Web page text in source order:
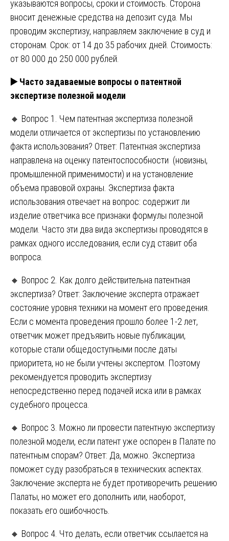
указываются вопросы, сроки и стоимость. Сторона
вносит денежные средства на депозит суда. Мы
проводим экспертизу, направляем заключение в суд и
сторонам. Срок: от 14 до 35 рабочих дней. Стоимость:
от 80 000 до 250 000 рублей.
▶️Часто задаваемые вопросы о патентной
экспертизе полезной модели
🔸 Вопрос 1. Чем патентная экспертиза полезной
модели отличается от экспертизы по установлению
факта использования? Ответ: Патентная экспертиза
направлена на оценку патентоспособности (новизны,
промышленной применимости) и на установление
объема правовой охраны. Экспертиза факта
использования отвечает на вопрос: содержит ли
изделие ответчика все признаки формулы полезной
модели. Часто эти два вида экспертизы проводятся в
рамках одного исследования, если суд ставит оба
вопроса.
🔸 Вопрос 2. Как долго действительна патентная
экспертиза? Ответ: Заключение эксперта отражает
состояние уровня техники на момент его проведения.
Если с момента проведения прошло более 1-2 лет,
ответчик может предъявить новые публикации,
которые стали общедоступными после даты
приоритета, но не были учтены экспертом. Поэтому
рекомендуется проводить экспертизу
непосредственно перед подачей иска или в рамках
судебного процесса.
🔸 Вопрос 3. Можно ли провести патентную экспертизу
полезной модели, если патент уже оспорен в Палате по
патентным спорам? Ответ: Да, можно. Экспертиза
поможет суду разобраться в технических аспектах.
Заключение эксперта не будет противоречить решению
Палаты, но может его дополнить или, наоборот,
показать его ошибочность.
🔸 Вопрос 4. Что делать, если ответчик ссылается на